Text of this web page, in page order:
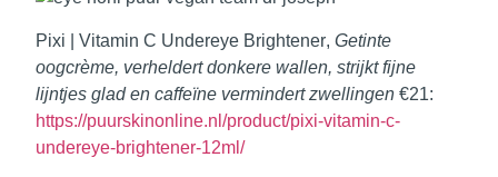
Pixi | Vitamin C Undereye Brightener, Getinte
oogcrème, verheldert donkere wallen, strijkt fijne
lijntjes glad en caffeïne vermindert zwellingen €21:
https://puurskinonline.nl/product/pixi-vitamin-c-
undereye-brightener-12ml/